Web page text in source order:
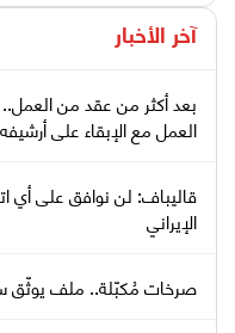
آخر الأخبار
بعد أكثر من عقد من
العمل مع الإبقاء على أرشيفه
قاليباف: لن نوافق على
الإيراني
صرخات مُكبّلة.. ملف يوثّق